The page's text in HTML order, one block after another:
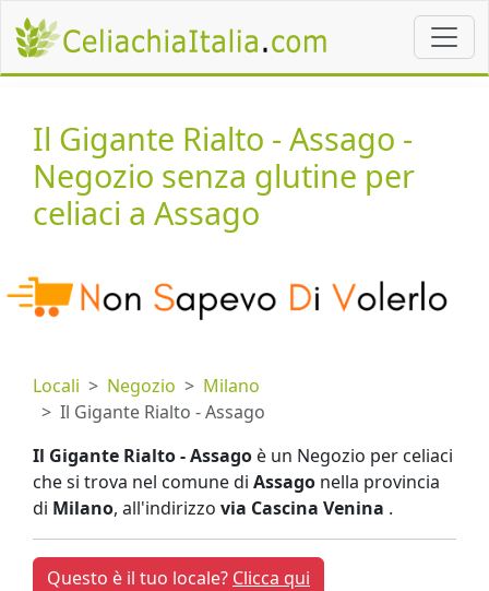
Il Gigante Rialto - Assago -
Negozio senza glutine per
celiaci a Assago
Locali Negozio
Milano
Il Gigante Rialto - Assago
Il Gigante Rialto - Assago è un Negozio per celiaci
che si trova nel comune di Assago nella provincia
di Milano, all'indirizzo via Cascina Venina .
Questo è il tuo locale? Clicca qui